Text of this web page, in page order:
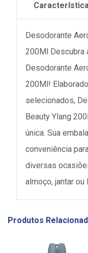
Desodorante
200Ml Descubra
Desodorante
200Ml!
selecionados,
Beauty Ylang
única. Sua
conveniência
diversas
almoço, jantar ou
Produtos